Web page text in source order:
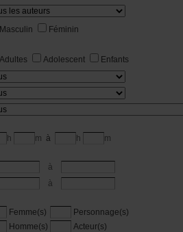
Masculin Féminin
Adultes Adolescent
Enfants
h m à h m
à
à
Femme(s)
Personnage(s)
Homme(s)
Acteur(s)